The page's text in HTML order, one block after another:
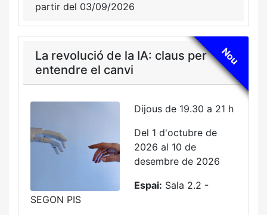
partir del 03/09/2026
Nou
La revolució de la IA: claus per
entendre el canvi
Dijous de 19.30 a 21 h
Del 1 d'octubre de
2026 al 10 de
desembre de 2026
Espai: Sala 2.2 -
SEGON PIS